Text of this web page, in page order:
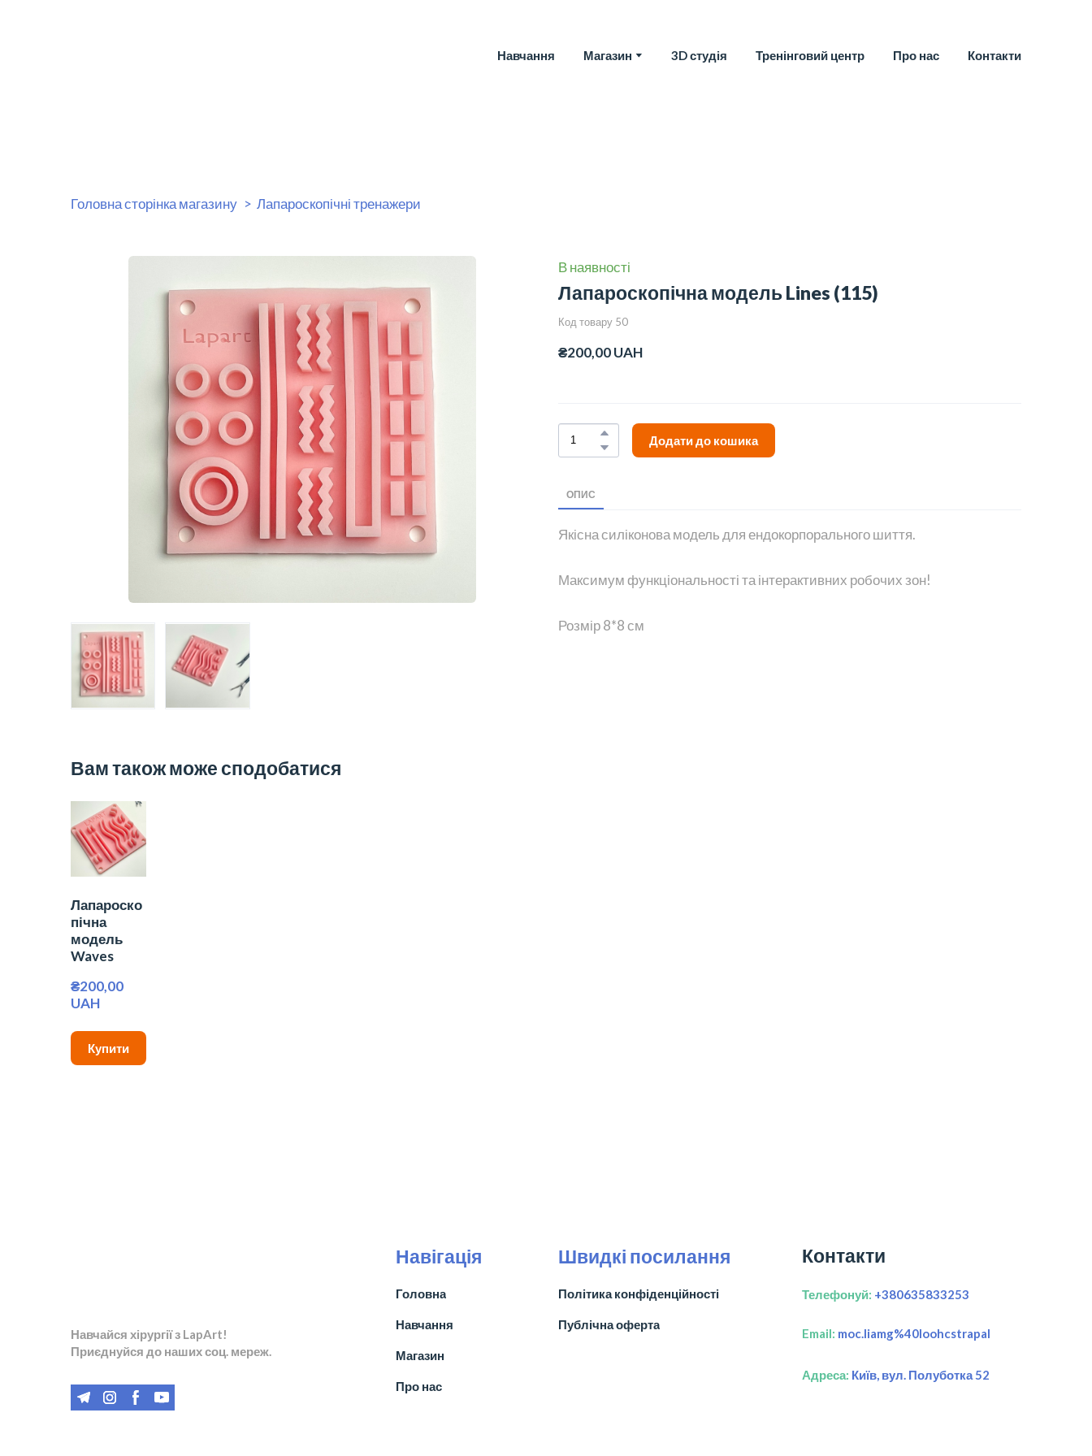
Навчання Магазин 3D студія Тренінговий центр Про нас Контакти
Головна сторінка магазину Лапароскопічні тренажери
В наявності
Лапароскопічна модель Lines (115)
Код товару 50
₴200,00 UAH
Додати до кошика
ОПИС
Якісна силіконова модель для ендокорпорального шиття.
Максимум функціональності та інтерактивних робочих зон!
Розмір 8*8 см
Вам також може сподобатися
Лапароско
пічна
модель
Waves
₴200,00
UAH
Купити
Навчайся хірургії з LapArt!
Приєднуйся до наших соц. мереж.
Навігація
Головна
Навчання
Магазин
Про нас
Швидкі посилання
Політика конфіденційності
Публічна оферта
Контакти
Телефонуй: +380635833253
Email: moc.liamg%40loohcstrapal
Адреса: Київ, вул. Полуботка 52